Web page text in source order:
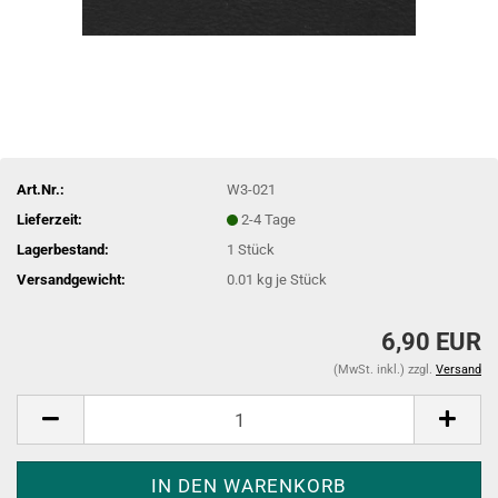
Art.Nr.:
W3-021
Lieferzeit:
2-4 Tage
Lagerbestand:
1Stück
Versandgewicht:
0.01 kg je Stück
6,90 EUR
(MwSt. inkl.) zzgl. Versand